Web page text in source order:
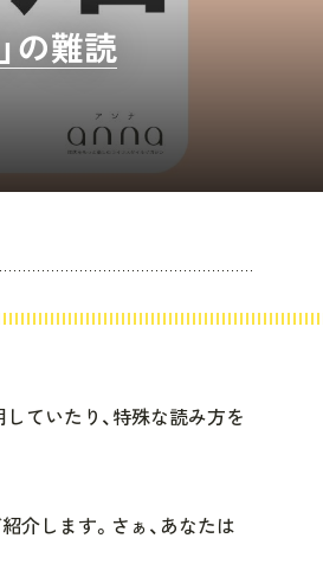
の難読
ていたり、特殊な読み方を
介します。さぁ、あなたは